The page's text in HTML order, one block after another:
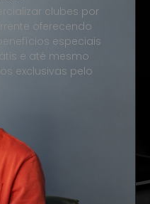
clubes por
oferecendo
especiais
e até mesmo
exclusivas pelo